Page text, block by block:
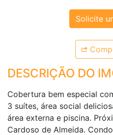
Solicite
DESCRIÇÃO DO
Cobertura bem especial
3 suítes, área social
área externa e piscina.
Cardoso de Almeida.